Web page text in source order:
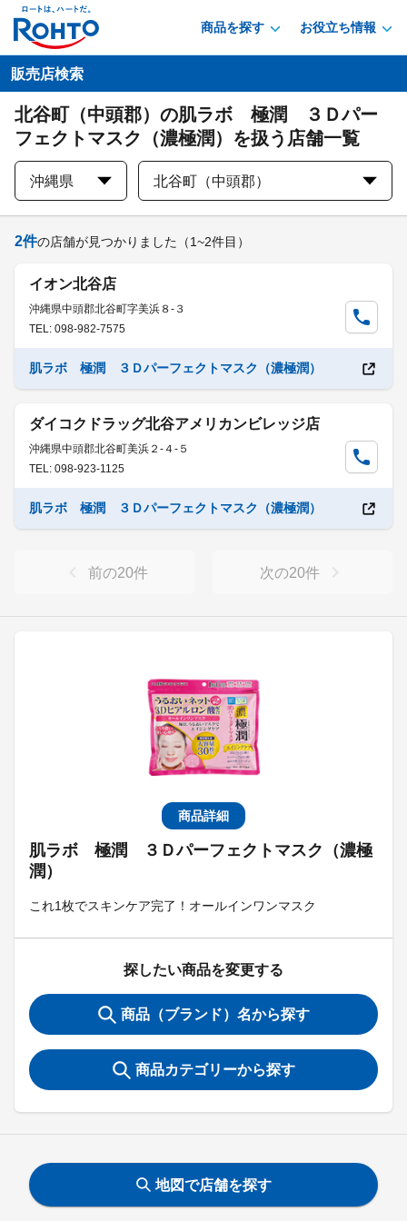
商品を探す お役立ち情報
販売店検索
北谷町（中頭郡）の肌ラボ 極潤 ３Ｄパー
フェクトマスク（濃極潤）を扱う店舗一覧
沖縄県 北谷町（中頭郡）
商品詳細
肌ラボ 極潤 ３Ｄパーフェクトマスク（濃極
潤）
これ1枚でスキンケア完了！オールインワンマスク
探したい商品を変更する
商品（ブランド）名から探す
商品カテゴリーから探す
2件の店舗が見つかりました （1~2件目）
イオン北谷店
沖縄県中頭郡北谷町字美浜８-３
TEL: 098-982-7575
肌ラボ 極潤 ３Ｄパーフェクトマスク（濃極潤）
ダイコクドラッグ北谷アメリカンビレッジ店
沖縄県中頭郡北谷町美浜２-４-５
TEL: 098-923-1125
肌ラボ 極潤 ３Ｄパーフェクトマスク（濃極潤）
前の20件 次の20件
地図で店舗を探す